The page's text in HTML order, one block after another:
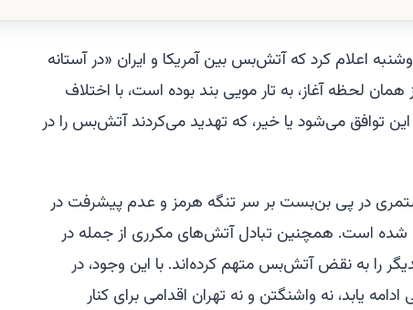
اعلام کرد که آتش‌بس بین آمریکا و ایران «در آستانه
لحظه آغاز، به تار مویی بند بوده است، با اختلاف
این توافق می‌شود یا خیر، که تهدید می‌کردند آتش‌بس را در
در پی بن‌بست بر سر تنگه هرمز و عدم پیشرفت در
شده است. همچنین تبادل آتش‌های مکرری از جمله در
را به نقض آتش‌بس متهم کرده‌اند. با این وجود، در
یابد، نه واشنگتن و نه تهران اقدامی برای کنار